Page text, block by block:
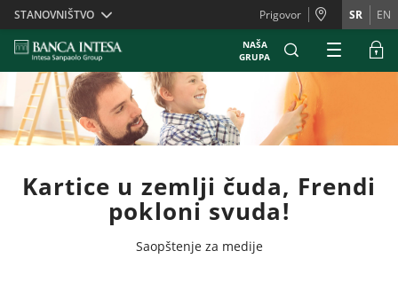
Skiplinks
STANOVNIŠTVO Prigovor SR EN
NAŠA
GRUPA
Kartice u zemlji čuda, Frendi
pokloni svuda!
Saopštenje za medije